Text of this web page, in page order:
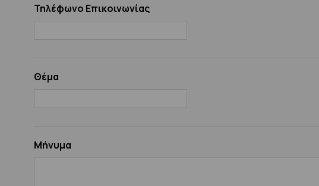
Τηλέφωνο Επικοινωνίας
Θέμα
Μήνυμα